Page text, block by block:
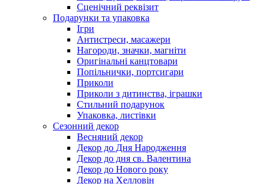
Сценічний реквізит
Подарунки та упаковка
Ігри
Антистреси, масажери
Нагороди, значки, магніти
Оригінальні канцтовари
Попільнички, портсигари
Приколи
Приколи з дитинства, іграшки
Стильний подарунок
Упаковка, листівки
Сезонний декор
Весняний декор
Декор до Дня Народження
Декор до дня св. Валентина
Декор до Нового року
Декор на Хелловін